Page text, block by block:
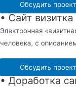
Обсудить
• Сайт визитка
Электронная
человека, с
Обсудить
• Доработка